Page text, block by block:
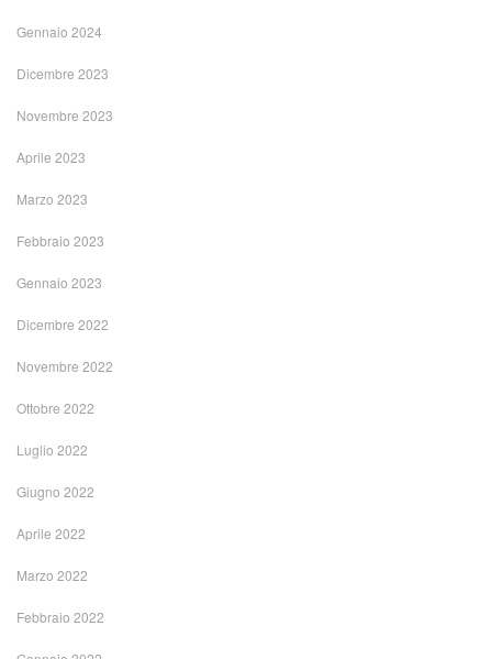
Gennaio 2024
Dicembre 2023
Novembre 2023
Aprile 2023
Marzo 2023
Febbraio 2023
Gennaio 2023
Dicembre 2022
Novembre 2022
Ottobre 2022
Luglio 2022
Giugno 2022
Aprile 2022
Marzo 2022
Febbraio 2022